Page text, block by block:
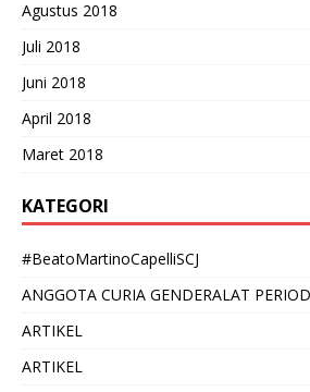
Agustus 2018
Juli 2018
Juni 2018
April 2018
Maret 2018
KATEGORI
#BeatoMartinoCapelliSCJ
ANGGOTA CURIA GENDERALAT
ARTIKEL
ARTIKEL